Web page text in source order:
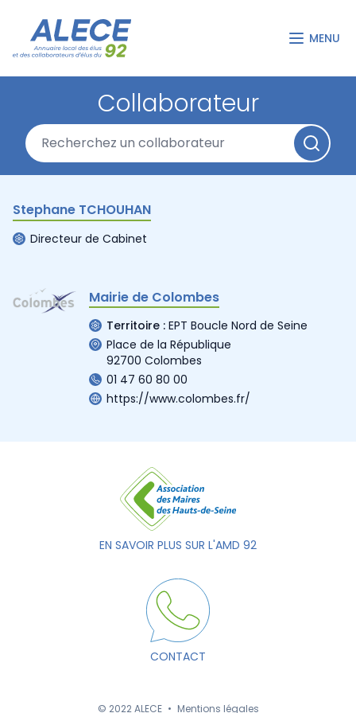
MENU
Collaborateur
Stephane TCHOUHAN
Directeur de Cabinet
Mairie de Colombes
Territoire : EPT Boucle Nord de Seine
Place de la République
92700 Colombes
01 47 60 80 00
https://www.colombes.fr/
EN SAVOIR PLUS SUR L'AMD 92
CONTACT
© 2022 ALECE • Mentions légales